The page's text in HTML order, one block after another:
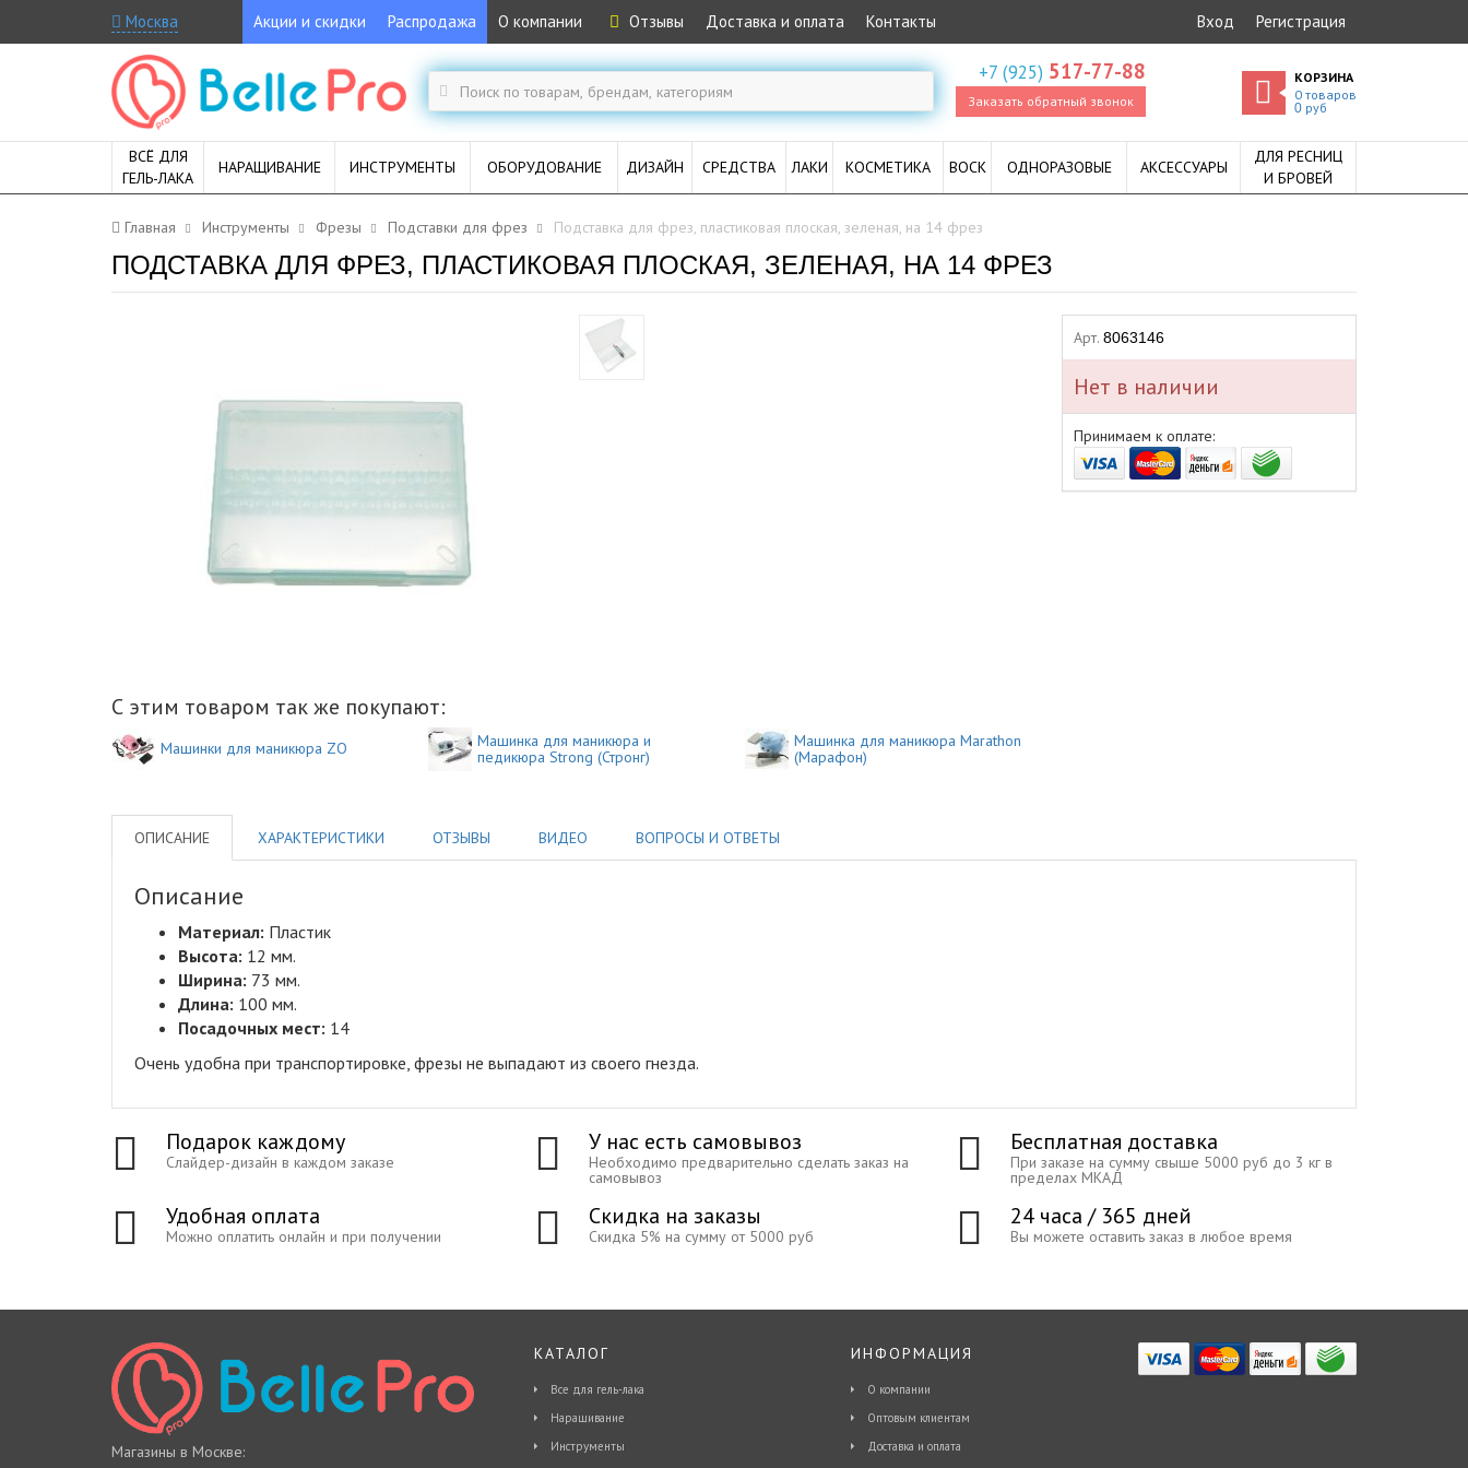
Москва Акции и скидки Распродажа О компании Отзывы Доставка и оплата Контакты Вход Регистрация
+7 (925) 517-77-88
Заказать обратный звонок
КОРЗИНА
0 товаров
0руб
ВСЁ ДЛЯ
ГЕЛЬ-ЛАКА
НАРАЩИВАНИЕ ИНСТРУМЕНТЫ ОБОРУДОВАНИЕ ДИЗАЙН СРЕДСТВА ЛАКИ КОСМЕТИКА ВОСК ОДНОРАЗОВЫЕ АКСЕССУАРЫ
ДЛЯ РЕСНИЦ
И БРОВЕЙ
Главная Инструменты Фрезы Подставки для фрез Подставка для фрез, пластиковая плоская, зеленая, на 14 фрез
ПОДСТАВКА ДЛЯ ФРЕЗ, ПЛАСТИКОВАЯ ПЛОСКАЯ, ЗЕЛЕНАЯ, НА 14 ФРЕЗ
С этим товаром так же покупают:
Машинки для маникюра ZO
Машинка для маникюра и
педикюра Strong (Стронг)
Машинка для маникюра Marathon
(Марафон)
Арт. 8063146
Нет в наличии
Принимаем к оплате:
ОПИСАНИЕ ХАРАКТЕРИСТИКИ ОТЗЫВЫ ВИДЕО ВОПРОСЫ И ОТВЕТЫ
Описание
Материал: Пластик
Высота: 12 мм.
Ширина: 73 мм.
Длина: 100 мм.
Посадочных мест: 14
Очень удобна при транспортировке, фрезы не выпадают из своего гнезда.
Подарок каждому
Слайдер-дизайн в каждом заказе
У нас есть самовывоз
Необходимо предварительно сделать заказ на
самовывоз
Бесплатная доставка
При заказе на сумму свыше 5000 руб до 3 кг в
пределах МКАД
Удобная оплата
Можно оплатить онлайн и при получении
Скидка на заказы
Скидка 5% на сумму от 5000 руб
24 часа / 365 дней
Вы можете оставить заказ в любое время
Магазины в Москве:
КАТАЛОГ
Все для гель-лака
Наращивание
Инструменты
ИНФОРМАЦИЯ
О компании
Оптовым клиентам
Доставка и оплата